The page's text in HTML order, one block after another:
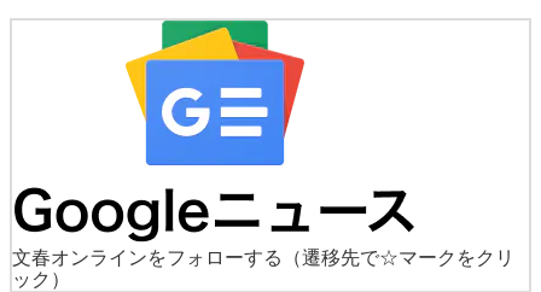
文春オンラインをフォローする
（遷移先で☆マークをクリ
ック）